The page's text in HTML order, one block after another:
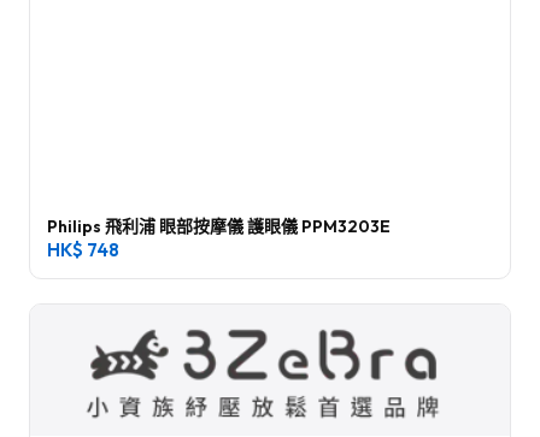
Philips 飛利浦 眼部按摩儀 護眼儀 PPM3203E
HK$ 748